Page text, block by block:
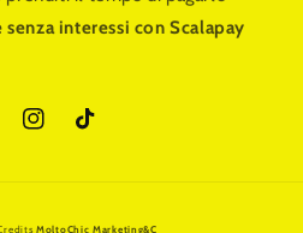
senza interessi con Scalapay
InstagramTikTok
MoltoChic Marketing&C